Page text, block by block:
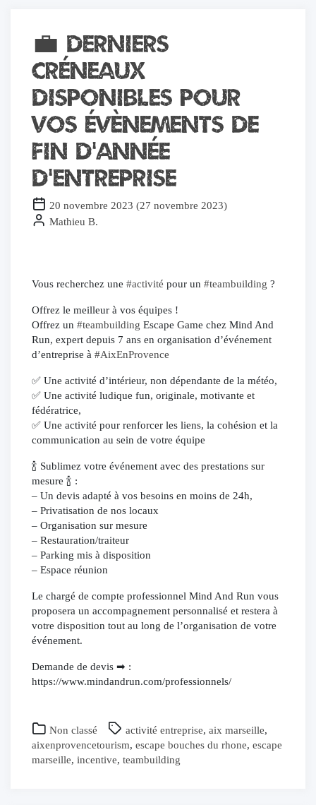
💼 Derniers
créneaux
disponibles pour
vos évènements de
fin d’année
d’entreprise
20 novembre 2023 (27 novembre 2023)
Mathieu B.
Vous recherchez une #activité pour un #teambuilding ?
Offrez le meilleur à vos équipes !
Offrez un #teambuilding Escape Game chez Mind And
Run, expert depuis 7 ans en organisation d’événement
d’entreprise à #AixEnProvence
✅ Une activité d’intérieur, non dépendante de la météo,
✅ Une activité ludique fun, originale, motivante et
fédératrice,
✅ Une activité pour renforcer les liens, la cohésion et la
communication au sein de votre équipe
🍾 Sublimez votre événement avec des prestations sur
mesure 🍾 :
– Un devis adapté à vos besoins en moins de 24h,
– Privatisation de nos locaux
– Organisation sur mesure
– Restauration/traiteur
– Parking mis à disposition
– Espace réunion
Le chargé de compte professionnel Mind And Run vous
proposera un accompagnement personnalisé et restera à
votre disposition tout au long de l’organisation de votre
événement.
Demande de devis ➡ :
https://www.mindandrun.com/professionnels/
Non classé activité entreprise, aix marseille,
aixenprovencetourism, escape bouches du rhone, escape
marseille, incentive, teambuilding